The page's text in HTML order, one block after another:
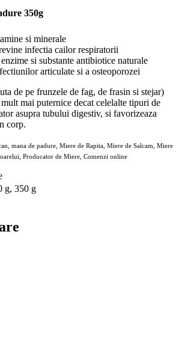
350g
si minerale
infectia cailor respiratorii
si substante antibiotice naturale
articulate si a osteoporozei
de pe frunzele de fag, de frasin si stejar)
mai puternice decat celelalte tipuri de
asupra tubului digestiv, si favorizeaza
corp.
mana de padure, Miere de Rapita, Miere de Salcam, Miere
Producator de Miere, Comenzi online
g, 350 g